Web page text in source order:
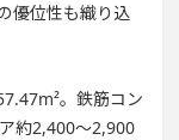
優位性も織り込
。鉄筋コン
約2,400〜2,900